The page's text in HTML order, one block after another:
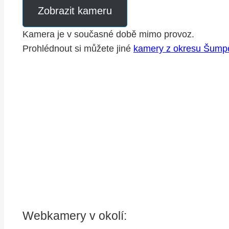
Zobrazit kameru
Kamera je v současné době mimo provoz.
Prohlédnout si můžete jiné kamery z okresu
Webkamery v okolí: